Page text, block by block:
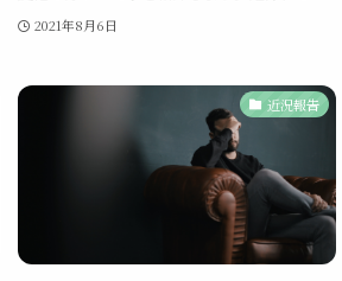
2021年8月6日
近況報告